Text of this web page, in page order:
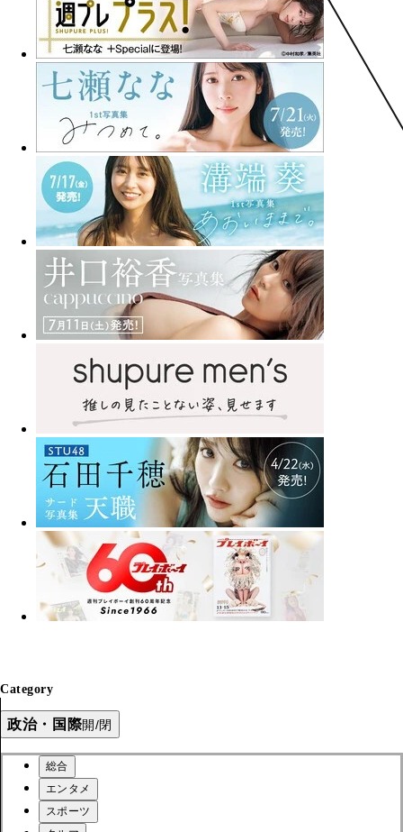
Category
政治・国際開/閉
総合
エンタメ
スポーツ